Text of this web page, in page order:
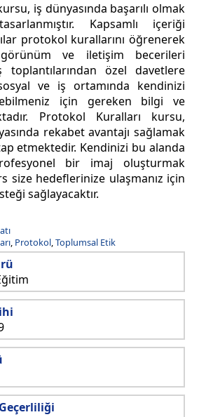
iş dünyasında başarılı olmak
Kapsamlı içeriği
protokol kurallarını öğrenerek
ve iletişim becerileri
toplantılarından özel davetlere
ve iş ortamında kendinizi
için gereken bilgi ve
Protokol Kuralları kursu,
rekabet avantajı sağlamak
etmektedir. Kendinizi bu alanda
bir imaj oluşturmak
size hedeflerinize ulaşmanız için
sağlayacaktır.
, Protokol,Toplumsal Etik